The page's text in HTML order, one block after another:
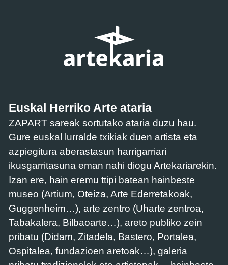
Euskal Herriko Arte ataria
ZAPART sareak sortutako ataria duzu hau.
Gure euskal lurralde txikiak duen artista eta
azpiegitura aberastasun harrigarriari
ikusgarritasuna eman nahi diogu Artekariarekin.
Izan ere, hain eremu ttipi batean hainbeste
museo (Artium, Oteiza, Arte Ederretakoak,
Guggenheim…), arte zentro (Uharte zentroa,
Tabakalera, Bilbaoarte…), areto publiko zein
pribatu (Didam, Zitadela, Bastero, Portalea,
Ospitalea, fundazioen aretoak…), galeria